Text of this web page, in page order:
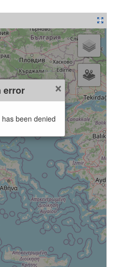
×
error
been denied